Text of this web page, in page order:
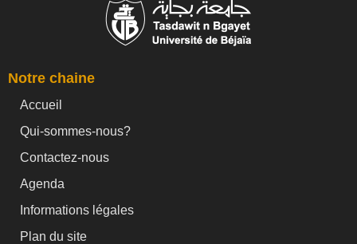
Notre chaine
Accueil
Qui-sommes-nous?
Contactez-nous
Agenda
Informations légales
Plan du site